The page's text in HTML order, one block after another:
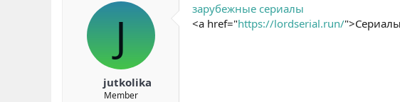
J
jutkolika
Member
зарубежные сериалы
<a href="https://lordserial.run/